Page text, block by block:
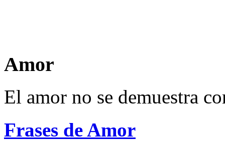
Amor
El amor no se demuestra
Frases de Amor